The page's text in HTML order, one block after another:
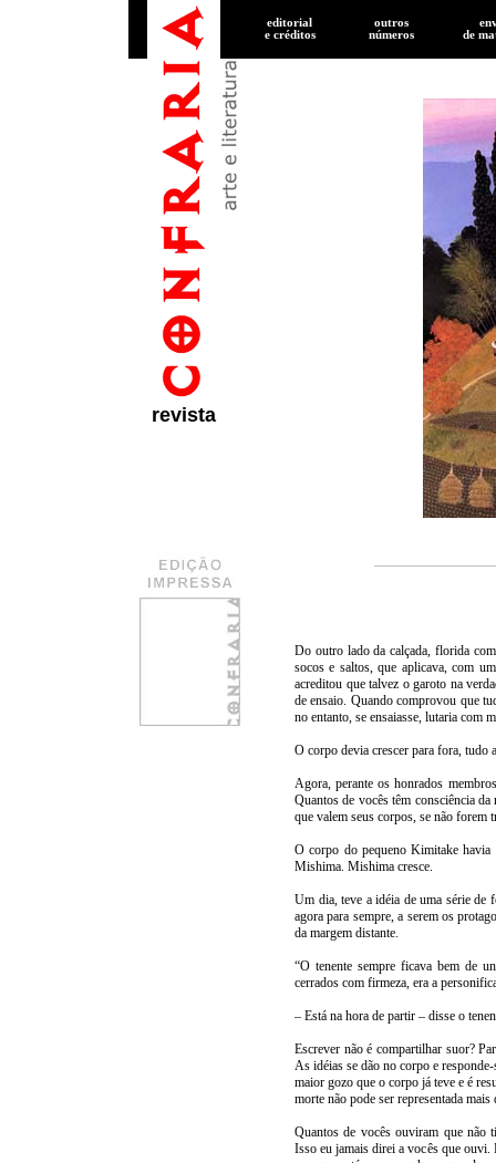
revista
editorial
e créditos
outros
números
de
Do outro lado da calçada, florida
socos e saltos, que aplicava, com
acreditou que talvez o garoto na
de ensaio. Quando comprovou que
no entanto, se ensaiasse, lutaria com
O corpo devia crescer para fora, tudo
Agora, perante os honrados
Quantos de vocês têm consciência
que valem seus corpos, se não forem
O corpo do pequeno Kimitake havia
Mishima. Mishima cresce.
Um dia, teve a idéia de uma série de
agora para sempre, a serem os
da margem distante.
“O tenente sempre ficava bem de
cerrados com firmeza, era a
– Está na hora de partir – disse o
Escrever não é compartilhar suor?
As idéias se dão no corpo e
maior gozo que o corpo já teve e é
morte não pode ser representada mais
Quantos de vocês ouviram que não
Isso eu jamais direi a vocês que ouvi.